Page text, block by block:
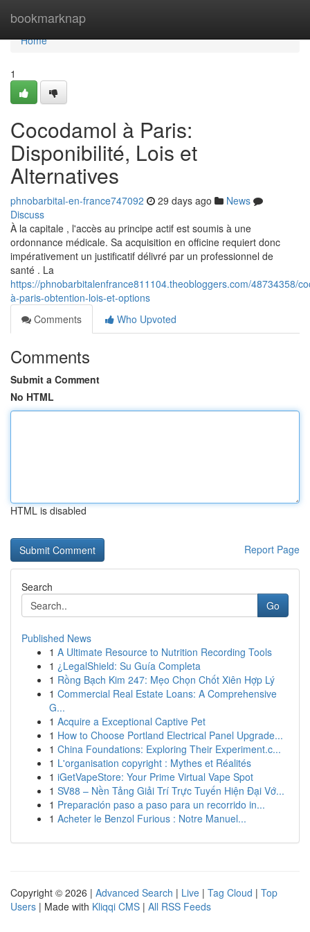
bookmarknap
Home
Home
1
Cocodamol à Paris:
Disponibilité, Lois et
Alternatives
phnobarbital-en-france747092 29 days ago
News
Discuss
À la capitale , l'accès au principe actif est soumis à une
ordonnance médicale. Sa acquisition en officine requiert donc
impérativement un justificatif délivré par un professionnel de
santé . La
https://phnobarbitalenfrance811104.theobloggers.com/48734358/
à-paris-obtention-lois-et-options
Comments
Who Upvoted
Comments
Submit a Comment
No HTML
HTML is disabled
Report Page
Search
Go
Published News
1 A Ultimate Resource to Nutrition Recording Tools
1 ¿LegalShield: Su Guía Completa
1 Rồng Bạch Kim 247: Mẹo Chọn Chốt Xiên Hợp Lý
1 Commercial Real Estate Loans: A Comprehensive
G...
1 Acquire a Exceptional Captive Pet
1 How to Choose Portland Electrical Panel Upgrade...
1 China Foundations: Exploring Their Experiment.c...
1 L'organisation copyright : Mythes et Réalités
1 iGetVapeStore: Your Prime Virtual Vape Spot
1 SV88 – Nền Tảng Giải Trí Trực Tuyến Hiện Đại Vớ...
1 Preparación paso a paso para un recorrido in...
1 Acheter le Benzol Furious : Notre Manuel...
Copyright © 2026 | Advanced Search | Live | Tag Cloud | Top
Users | Made with Kliqqi CMS | All RSS Feeds